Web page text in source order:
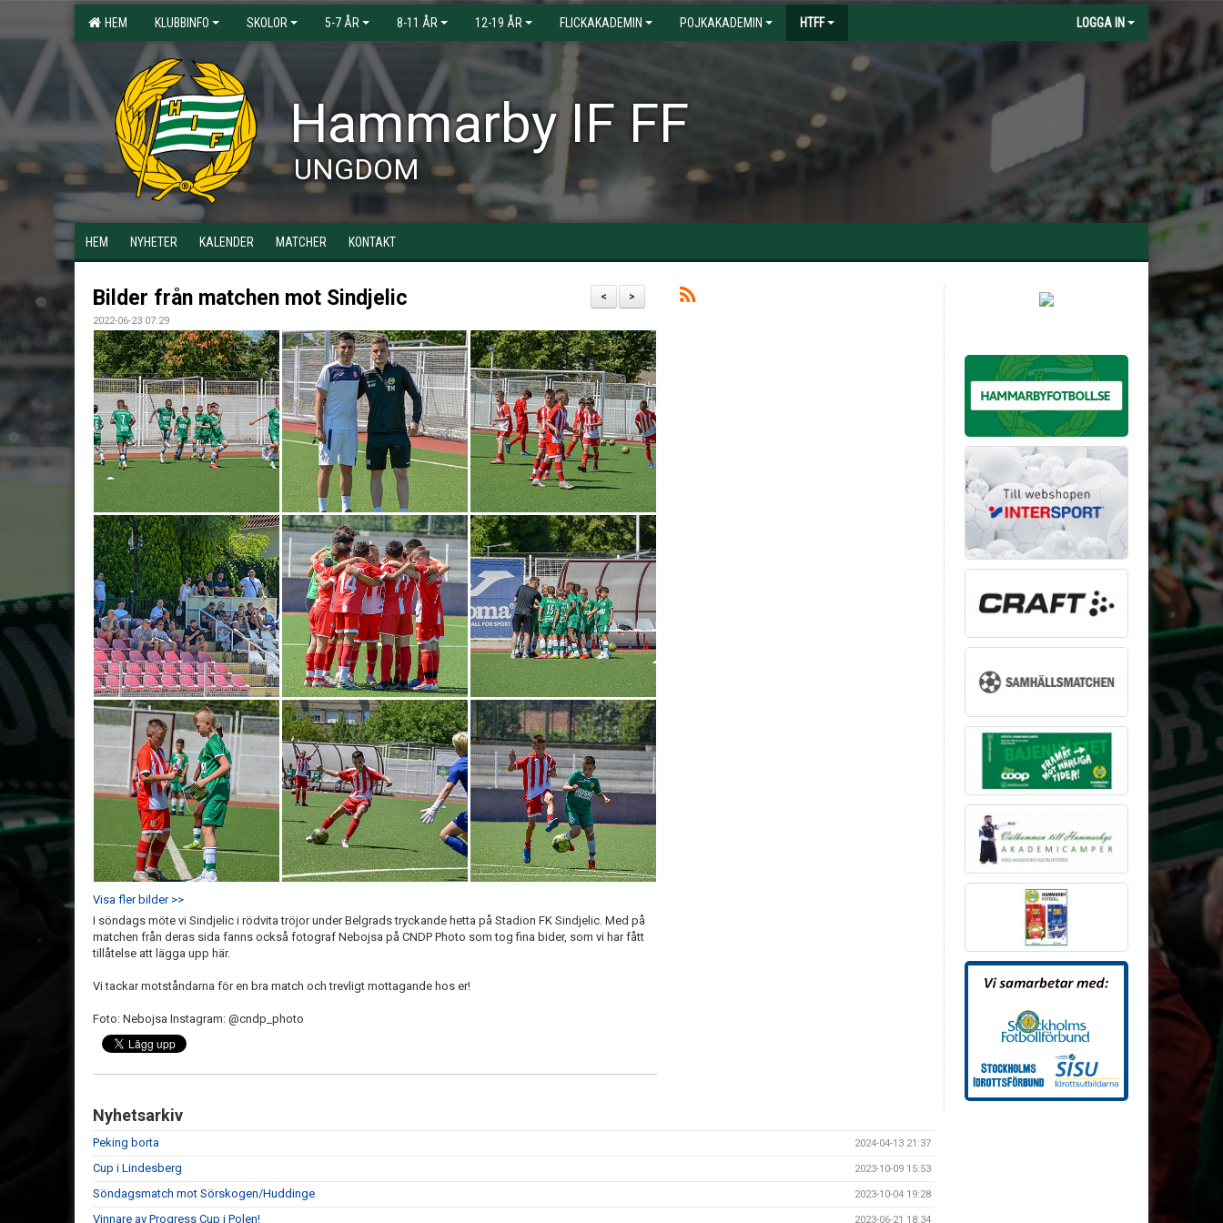
HEM KLUBBINFO SKOLOR 5-7 ÅR 8-11 ÅR 12-19 ÅR FLICKAKADEMIN POJKAKADEMIN HTFF LOGGA IN
Hammarby IF FF
UNGDOM
HEM NYHETER KALENDER MATCHER KONTAKT
>
<
Bilder från matchen mot Sindjelic
2022-06-23 07:29
Visa fler bilder >>
I söndags möte vi Sindjelic i rödvita tröjor under Belgrads tryckande hetta på Stadion FK Sindjelic. Med på
matchen från deras sida fanns också fotograf Nebojsa på CNDP Photo som tog fina bider, som vi har fått
tillåtelse att lägga upp här.
Vi tackar motståndarna för en bra match och trevligt mottagande hos er!
Foto: Nebojsa Instagram: @cndp_photo
Nyhetsarkiv
Peking borta 2024-04-13 21:37
Cup i Lindesberg 2023-10-09 15:53
Söndagsmatch mot Sörskogen/Huddinge 2023-10-04 19:28
Vinnare av Progress Cup i Polen! 2023-06-21 18:34